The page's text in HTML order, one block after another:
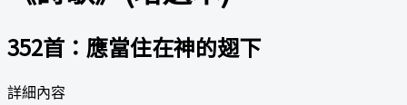
352首：應當住在神的翅下
詳細內容